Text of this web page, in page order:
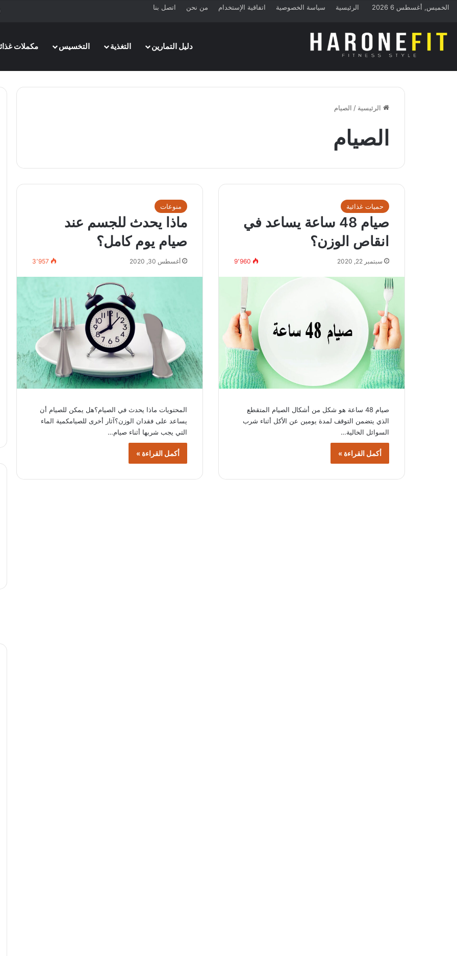
الخميس, أغسطس 6 2026 الرئيسية سياسة الخصوصية اتفاقية الإستخدام من نحن اتصل بنا
دليل التمارين
التغذية التخسيس مكملات
الرئيسية / الصيام
الصيام
حميات غذائية
صيام 48 ساعة يساعد في
انقاص الوزن؟
سبتمبر 22, 2020 9٬960
صيام 48 ساعة هو شكل من أشكال الصيام المتقطع
الذي يتضمن التوقف لمدة يومين عن الأكل أثناء شرب
السوائل الخالية…
أكمل القراءة »
منوعات
ماذا يحدث للجسم عند
صيام يوم كامل؟
أغسطس 30, 2020 3٬957
المحتويات ماذا يحدث في الصيام؟هل يمكن للصيام أن
يساعد على فقدان الوزن؟آثار أخرى للصيامكمية الماء
التي يجب شربها أثناء صيام…
أكمل القراءة »